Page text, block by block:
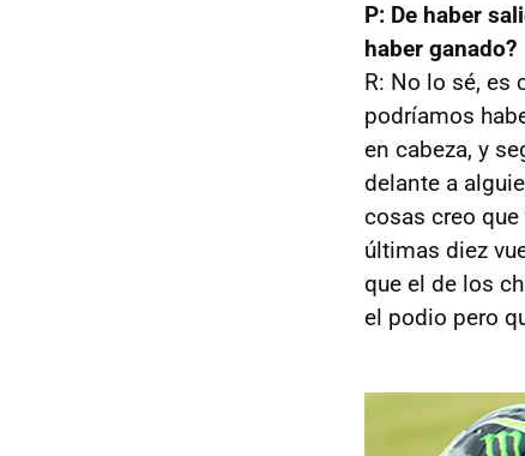
P: De haber
haber ganado?
R: No lo sé, es
podríamos
en cabeza, y
delante a
cosas creo
últimas diez
que el de los
el podio pero